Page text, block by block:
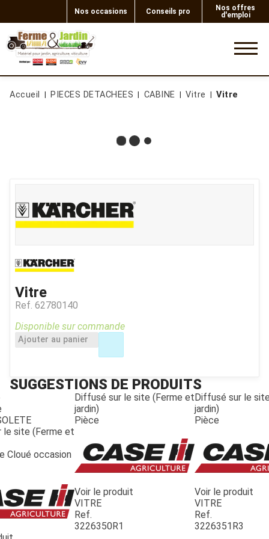
Nos occasions Conseils pro
Nos offres
d'emploi
Accueil PIECES DETACHEES CABINE Vitre Vitre
Vitre
Ref. 62780140
Disponible sur commande
Ajouter au panier
SUGGESTIONS DE PRODUITS
le site (Ferme et
Cloué occasion
Diffusé sur le site (Ferme et
jardin)
Pièce
Voir le produit
VITRE
Ref.
3226350R1
Diffusé sur le
jardin)
Pièce
Voir le produit
VITRE
Ref.
3226351R3